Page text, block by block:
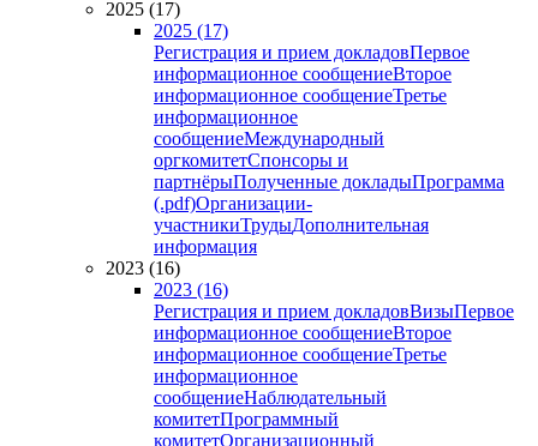
2025 (17)
2025 (17)
Регистрация и прием докладовПервое
информационное сообщениеВторое
информационное сообщениеТретье
информационное
сообщениеМеждународный
оргкомитетСпонсоры и
партнёрыПолученные докладыПрограмма
(.pdf)Организации-
участникиТрудыДополнительная
информация
2023 (16)
2023 (16)
Регистрация и прием докладовВизыПервое
информационное сообщениеВторое
информационное сообщениеТретье
информационное
сообщениеНаблюдательный
комитетПрограммный
комитетОрганизационный